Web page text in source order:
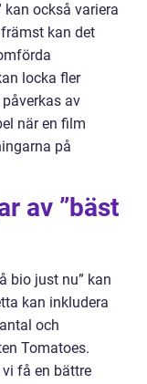
kan också variera
kan det
locka fler
av
när en film
på
av ”bäst
bio just nu” kan
kan inkludera
och
Tomatoes.
få en bättre